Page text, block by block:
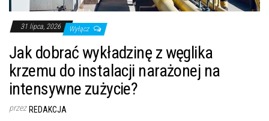
31 lipca, 2026 Wyłącz
Jak dobrać wykładzinę z węglika
krzemu do instalacji narażonej na
intensywne zużycie?
przez REDAKCJA